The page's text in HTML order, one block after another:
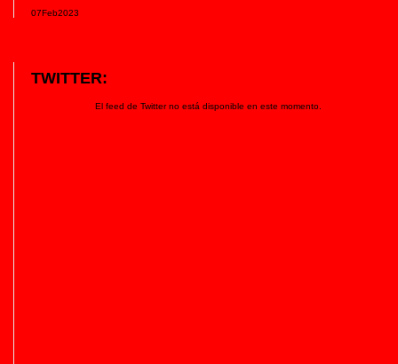
07Feb2023
TWITTER:
El feed de Twitter no está disponible en este momento.